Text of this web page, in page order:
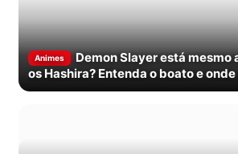
Animes
Demon Slayer está mesmo
os Hashira? Entenda o boato e
Infinito